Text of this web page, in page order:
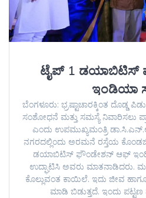
ಟೈಪ್ 1 ಡಯಾಬಿಟಿಸ್
ಇಂಡಿಯಾ
ಬೆಂಗಳೂರು: ಭ್ರಷ್ಟಾಚಾರಕ್ಕಿಂತ ದೊಡ್ಡ
ಸಂಶೋಧನೆ ಮತ್ತು ಸಮಸ್ಯೆ ನಿವಾರಿಸಲು
ಎಂದು ಉಪಮುಖ್ಯಮಂತ್ರಿ
ನಗರದಲ್ಲಿಂದು ಅರಮನೆ ರಸ್ತೆಯ
ಡಯಾಬಿಟಿಸ್ ಫೌಂಡೇಶನ್ ಆಫ್
ಉದ್ಘಾಟಿಸಿ ಅವರು ಮಾತನಾಡಿದರು.
ಕೊಲ್ಲುವಂತ ಕಾಯಿಲೆ. ಇದು ಜೀವ
ಮಾಡಿ ಬಿಡುತ್ತದೆ. ಇಂದು ಪಟ್ಟಣ